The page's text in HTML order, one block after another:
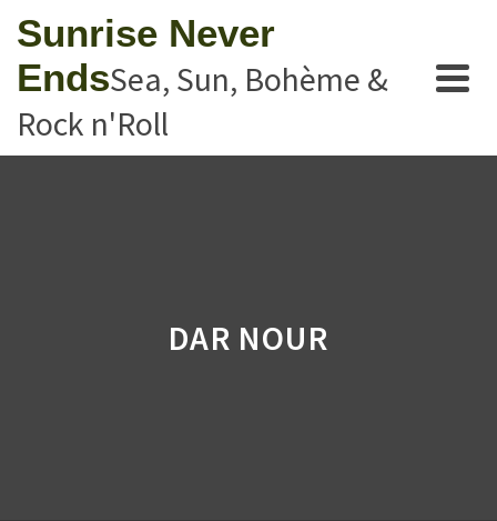
Sunrise Never
EndsSea, Sun, Bohème &
Rock n'Roll
DAR NOUR